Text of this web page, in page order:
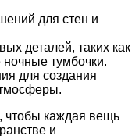
для стен и
деталей, таких как
тумбочки.
для создания
чтобы каждая вещь
и